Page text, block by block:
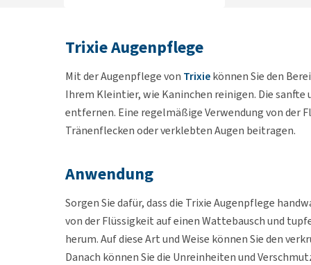
Trixie Augenpflege
Mit der Augenpflege von Trixiekönnen Sie den
Ihrem Kleintier, wie Kaninchen reinigen. Die
entfernen. Eine regelmäßige Verwendung von der
Tränenflecken oder verklebten Augen beitragen.
Anwendung
Sorgen Sie dafür, dass die Trixie Augenpflege
von der Flüssigkeit auf einen Wattebausch und
herum. Auf diese Art und Weise können Sie den
Danach können Sie die Unreinheiten und